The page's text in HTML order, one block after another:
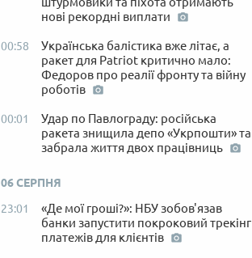
нові рекордні виплати
00:58
Українська балістика вже літає, а
ракет для Patriot критично мало:
Федоров про реалії фронту та війну
роботів
00:01
Удар по Павлограду: російська
ракета знищила депо «Укрпошти» та
забрала життя двох працівниць
06 СЕРПНЯ
23:01
«Де мої гроші?»: НБУ зобов'язав
банки запустити покроковий трекінг
платежів для клієнтів